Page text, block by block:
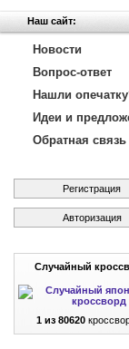
Наш сайт:
Новости
Вопрос-ответ
Нашли
Идеи и
Обратная связь
Регистрация
Авторизация
Случайный
1 из 80620